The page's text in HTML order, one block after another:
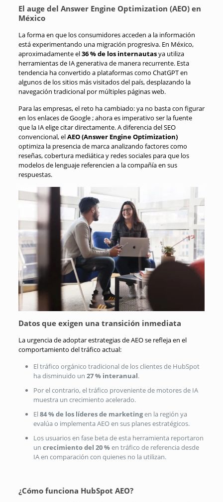
El auge del Answer Engine Optimization (AEO) en
México
La forma en que los consumidores acceden a la información
está experimentando una migración progresiva. En México,
aproximadamente el36 % de los internautasya utiliza
herramientas de IA generativa de manera recurrente. Esta
tendencia ha convertido a plataformas como ChatGPT en
algunos de los sitios más visitados del país, desplazando la
navegación tradicional por múltiples páginas web.
Para las empresas, el reto ha cambiado: ya no basta con figurar
en los enlaces de Google; ahora es imperativo ser la fuente
que la IA elige citar directamente.A diferencia del SEO
convencional, elAEO (Answer Engine Optimization)
optimiza la presencia de marca analizando factores como
reseñas, cobertura mediática y redes sociales para que los
modelos de lenguaje referencien a la compañía en sus
respuestas.
Datos que exigen una transición inmediata
La urgencia de adoptar estrategias de AEO se refleja en el
comportamiento del tráfico actual:
El tráfico orgánico tradicional de los clientes de HubSpot
ha disminuido un 27 % interanual.
Por el contrario, el tráfico proveniente de motores de IA
muestra un crecimiento acelerado.
El84 % de los líderes de marketingen la región ya
evalúa o implementa AEO en sus planes estratégicos.
Los usuarios en fase beta de esta herramienta reportaron
un crecimiento del 20 %en tráfico de referencia desde
IA en comparación con quienes no la utilizan.
¿Cómo funciona HubSpot AEO?